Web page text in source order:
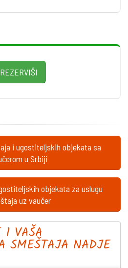
REZERVIŠI
i ugostiteljskih objekata sa
u Srbiji
objekata za uslugu
uz vaučer
VAŠA
SMEŠTAJA NADJE